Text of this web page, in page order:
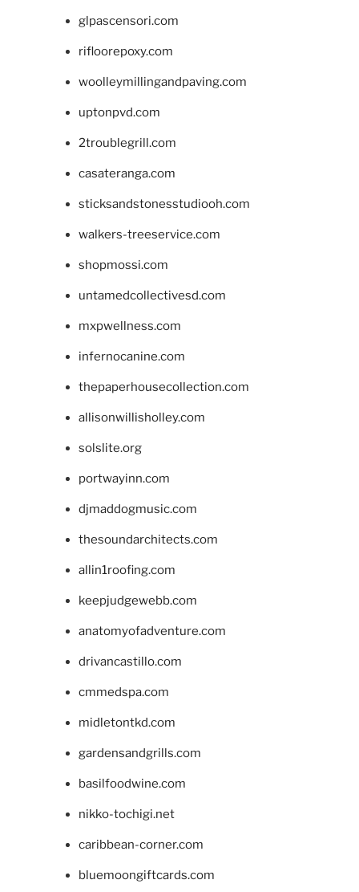
glpascensori.com
rifloorepoxy.com
woolleymillingandpaving.com
uptonpvd.com
2troublegrill.com
casateranga.com
sticksandstonesstudiooh.com
walkers-treeservice.com
shopmossi.com
untamedcollectivesd.com
mxpwellness.com
infernocanine.com
thepaperhousecollection.com
allisonwillisholley.com
solslite.org
portwayinn.com
djmaddogmusic.com
thesoundarchitects.com
allin1roofing.com
keepjudgewebb.com
anatomyofadventure.com
drivancastillo.com
cmmedspa.com
midletontkd.com
gardensandgrills.com
basilfoodwine.com
nikko-tochigi.net
caribbean-corner.com
bluemoongiftcards.com